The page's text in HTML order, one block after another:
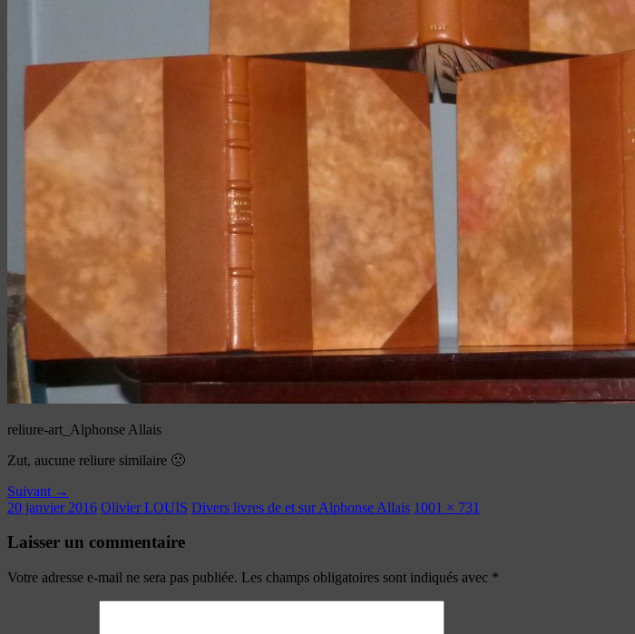
reliure-art_Alphonse Allais
Zut, aucune reliure similaire 🙁
Suivant →
20 janvier 2016 Olivier LOUIS Divers livres de et sur Alphonse Allais 1001 × 731
Laisser un commentaire
Votre adresse e-mail ne sera pas publiée. Les champs obligatoires sont indiqués avec *